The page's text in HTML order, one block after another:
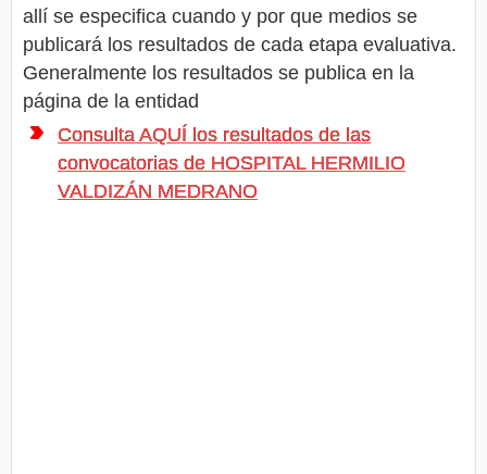
allí se especifica cuando y por que medios se
publicará los resultados de cada etapa evaluativa.
Generalmente los resultados se publica en la
página de la entidad
Consulta AQUÍ los resultados de las
convocatorias de HOSPITAL HERMILIO
VALDIZÁN MEDRANO